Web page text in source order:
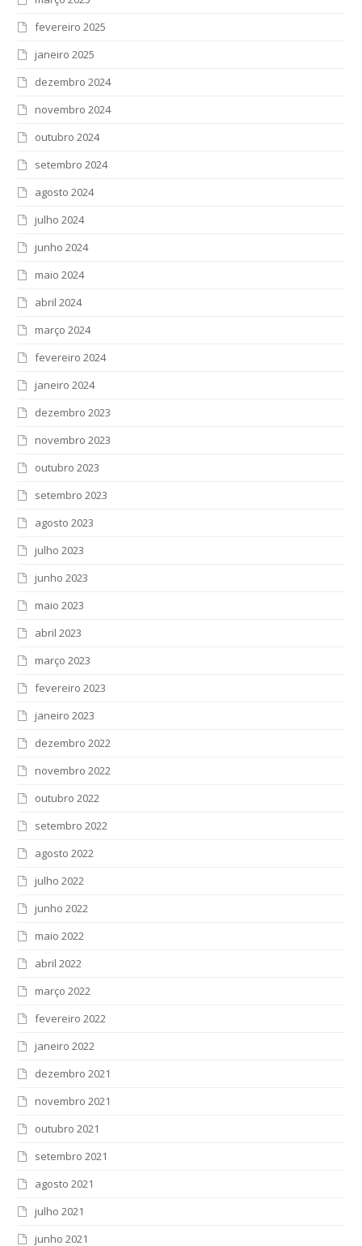
fevereiro 2025
janeiro 2025
dezembro 2024
novembro 2024
outubro 2024
setembro 2024
agosto 2024
julho 2024
junho 2024
maio 2024
abril 2024
março 2024
fevereiro 2024
janeiro 2024
dezembro 2023
novembro 2023
outubro 2023
setembro 2023
agosto 2023
julho 2023
junho 2023
maio 2023
abril 2023
março 2023
fevereiro 2023
janeiro 2023
dezembro 2022
novembro 2022
outubro 2022
setembro 2022
agosto 2022
julho 2022
junho 2022
maio 2022
abril 2022
março 2022
fevereiro 2022
janeiro 2022
dezembro 2021
novembro 2021
outubro 2021
setembro 2021
agosto 2021
julho 2021
junho 2021